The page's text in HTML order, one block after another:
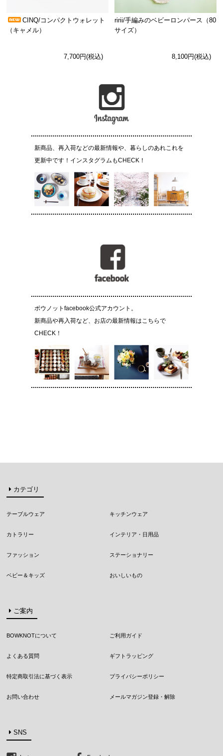
CINQ/コンパクトウォレット
（キャメル）
7,700円(税込)
ririi/手編みのベビーロンパース（80
サイズ）
8,100円(税込)
新商品、再入荷などの最新情報や、暮らしのあれこれを
更新中です！インスタグラムもCHECK！
ボウノットfacebook公式アカウント。
新商品や再入荷など、お店の最新情報はこちらで
CHECK！
カテゴリ
テーブルウェア キッチンウェア
カトラリー インテリア・日用品
ファッション ステーショナリー
ベビー＆キッズ おいしいもの
ご案内
BOWKNOTについて ご利用ガイド
よくある質問 ギフトラッピング
特定商取引法に基づく表示 プライバシーポリシー
お問い合わせ メールマガジン登録・解除
SNS